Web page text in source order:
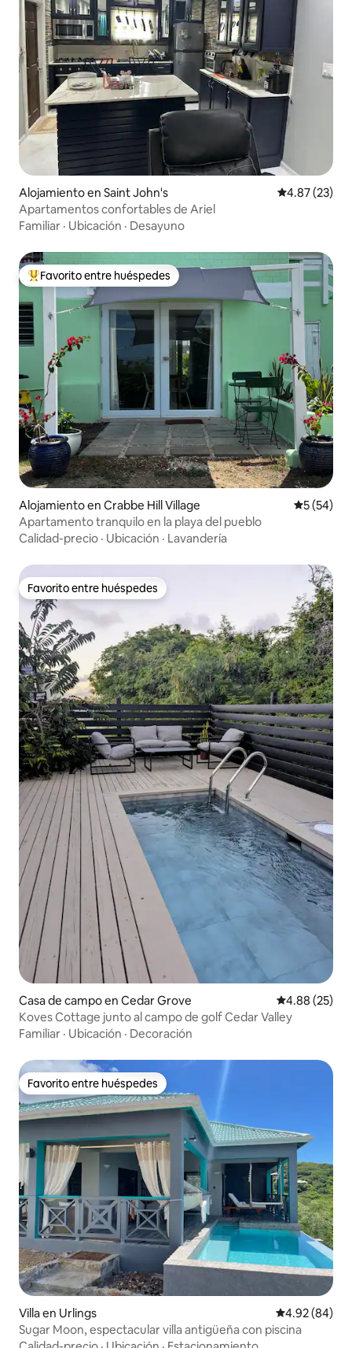
Alojamiento en Saint John's Calificación
4.87 (23)
Apartamentos confortables de Ariel
Familiar · Ubicación · Desayuno
Favorito entre huéspedes preferido
Favorito entre huéspedes
Alojamiento en Crabbe Hill Village
5 (54)
Apartamento tranquilo en la playa del pueblo
Calidad-precio · Ubicación · Lavandería
Favorito entre huéspedes
Favorito entre huéspedes
Casa de campo en Cedar Grove Calificación
4.88 (25)
Koves Cottage junto al campo de golf Cedar Valley
Familiar · Ubicación · Decoración
Favorito entre huéspedes
Favorito entre huéspedes
Villa en Urlings Calificación
4.92 (84)
Sugar Moon, espectacular villa antigüeña con piscina